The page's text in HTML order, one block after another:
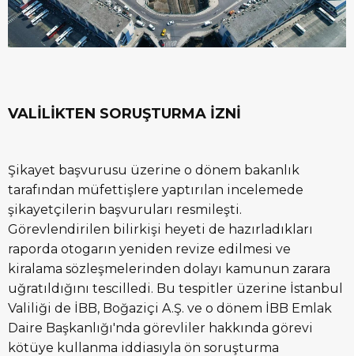
VALİLİKTEN SORUŞTURMA İZNİ
Şikayet başvurusu üzerine o dönem bakanlık
tarafından müfettişlere yaptırılan incelemede
şikayetçilerin başvuruları resmileşti.
Görevlendirilen bilirkişi heyeti de hazırladıkları
raporda otogarın yeniden revize edilmesi ve
kiralama sözleşmelerinden dolayı kamunun zarara
uğratıldığını tescilledi. Bu tespitler üzerine İstanbul
Valiliği de İBB, Boğaziçi A.Ş. ve o dönem İBB Emlak
Daire Başkanlığı'nda görevliler hakkında görevi
kötüye kullanma iddiasıyla ön soruşturma